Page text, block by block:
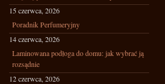
15 czerwca, 2026
Poradnik Perfumeryjny
14 czerwca, 2026
Laminowana podłoga do domu: jak wybrać ją
rozsądnie
12 czerwca, 2026